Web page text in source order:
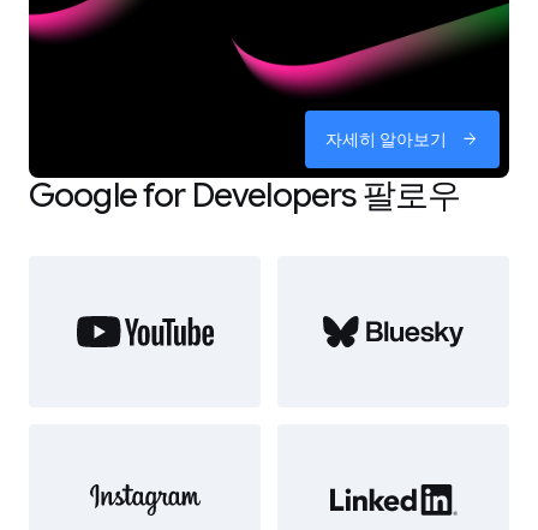
자세히 알아보기 arrow_forward
Google for Developers 팔로우